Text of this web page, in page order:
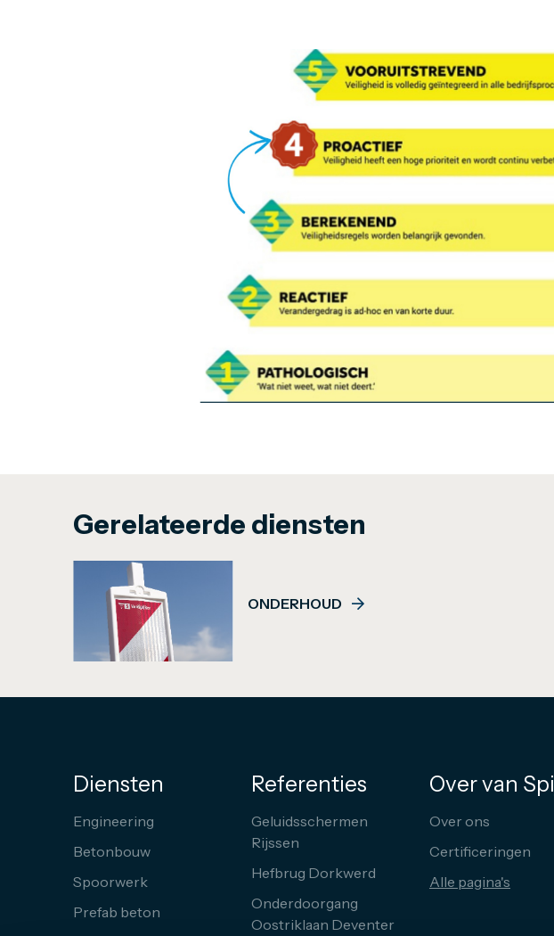
Gerelateerde diensten
ONDERHOUD
Diensten
Engineering
Betonbouw
Spoorwerk
Prefab beton
Referenties
Geluidsschermen
Rijssen
Hefbrug Dorkwerd
Onderdoorgang
Oostriklaan Deventer
Over van
Over ons
Certificeringen
Alle pagina's